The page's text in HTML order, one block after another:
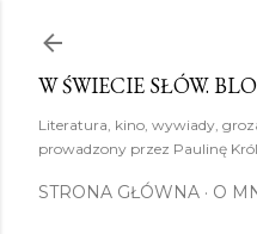
W ŚWIECIE SŁÓW.
Literatura, kino, wywiady,
prowadzony przez Paulinę
STRONA GŁÓWNA O